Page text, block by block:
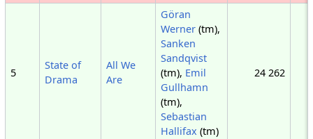
5
State of
Drama
All We
Are
Göran
Werner (tm),
Sanken
Sandqvist
(tm), Emil
Gullhamn
(tm),
Sebastian
Hallifax (tm)
24 262